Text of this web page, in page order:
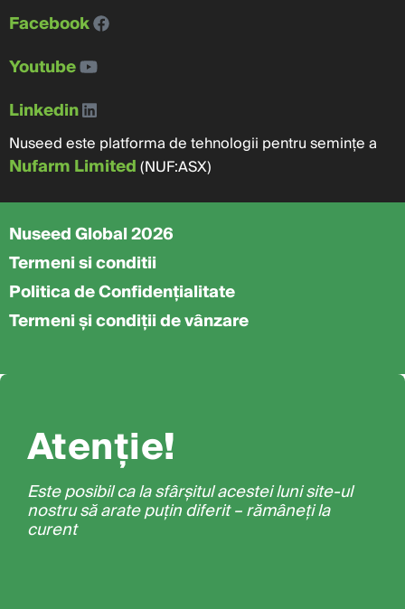
Facebook
Youtube
Linkedin
Nuseed este platforma de tehnologii pentru semințe a
Nufarm Limited(NUF:ASX)
Nuseed Global 2026
Termeni si conditii
Politica de Confidențialitate
Termeni și condiții de vânzare
Atenție!
Este posibil ca la sfârșitul acestei luni site-ul
nostru să arate puțin diferit – rămâneți la
curent